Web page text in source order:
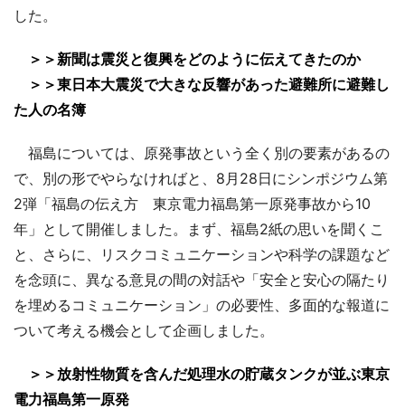
した。
＞＞新聞は震災と復興をどのように伝えてきたのか
＞＞東日本大震災で大きな反響があった避難所に避難し
た人の名簿
福島については、原発事故という全く別の要素があるの
で、別の形でやらなければと、8月28日にシンポジウム第
2弾「福島の伝え方 東京電力福島第一原発事故から10
年」として開催しました。まず、福島2紙の思いを聞くこ
と、さらに、リスクコミュニケーションや科学の課題など
を念頭に、異なる意見の間の対話や「安全と安心の隔たり
を埋めるコミュニケーション」の必要性、多面的な報道に
ついて考える機会として企画しました。
＞＞放射性物質を含んだ処理水の貯蔵タンクが並ぶ東京
電力福島第一原発